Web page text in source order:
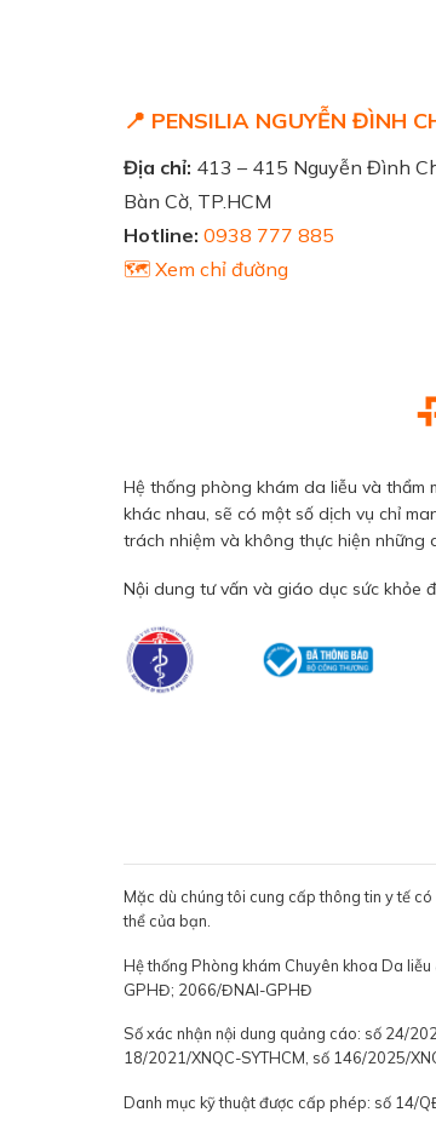
📍 PENSILIA NGUYỄN ĐÌNH
Địa chỉ: 413 – 415 Nguyễn Đình
Bàn Cờ, TP.HCM
Hotline: 0938 777 885
🗺️ Xem chỉ đường
Hệ thống phòng khám da liễu và thẩm
khác nhau, sẽ có một số dịch vụ chỉ
trách nhiệm và không thực hiện những
Nội dung tư vấn và giáo dục sức khỏe
Mặc dù chúng tôi cung cấp thông tin y tế
thể của bạn.
Hệ thống Phòng khám Chuyên khoa Da
GPHĐ; 2066/ĐNAI-GPHĐ
Số xác nhận nội dung quảng cáo: số 24/
18/2021/XNQC-SYTHCM, số 146/2025/
Danh mục kỹ thuật được cấp phép: số 14/